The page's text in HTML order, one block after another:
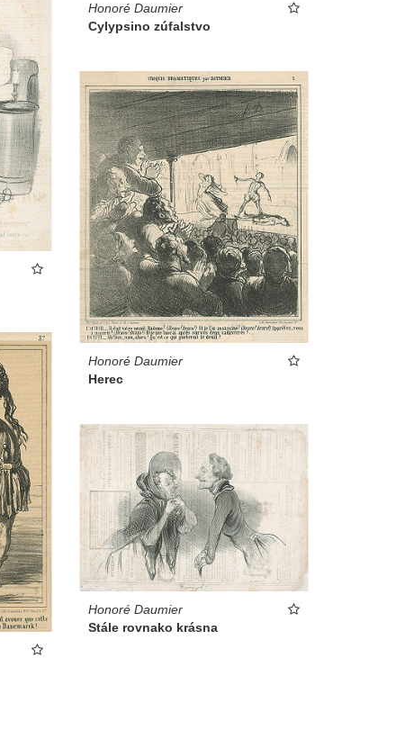
Honoré Daumier
Cylypsino zúfalstvo
Honoré Daumier
Herec
Honoré Daumier
Stále rovnako krásna